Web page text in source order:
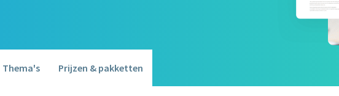
Thema's Prijzen & pakketten